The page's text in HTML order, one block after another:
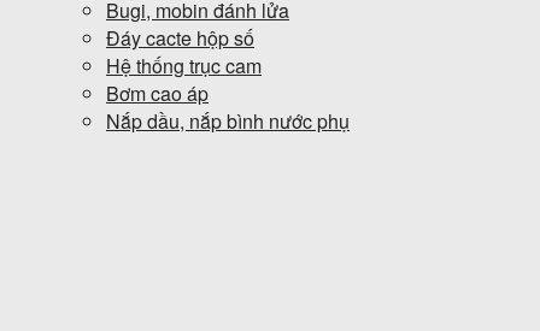
Bugi, mobin đánh lửa
Đáy cacte hộp số
Hệ thống trục cam
Bơm cao áp
Nắp dầu, nắp bình nước phụ